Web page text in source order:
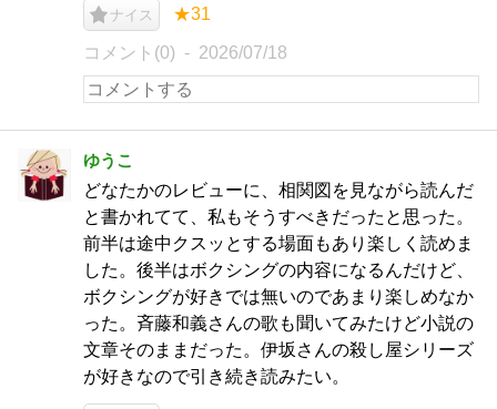
ナイス ★31
コメント(0) 2026/07/18
ゆうこ
どなたかのレビューに、相関図を見ながら読んだ
と書かれてて、私もそうすべきだったと思った。
前半は途中クスッとする場面もあり楽しく読めま
した。後半はボクシングの内容になるんだけど、
ボクシングが好きでは無いのであまり楽しめなか
った。斉藤和義さんの歌も聞いてみたけど小説の
文章そのままだった。伊坂さんの殺し屋シリーズ
が好きなので引き続き読みたい。